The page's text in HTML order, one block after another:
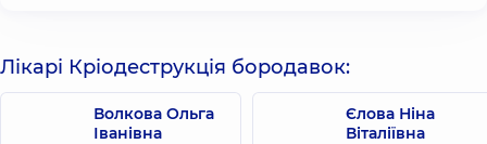
Лікарі Кріодеструкція бородавок:
Волкова Ольга
Іванівна
Єлова Ніна
Віталіївна